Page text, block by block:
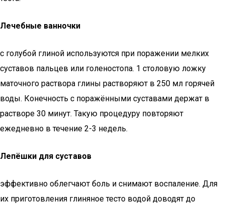
Лечебные ванночки
с голубой глиной используются при поражении мелких
суставов пальцев или голеностопа. 1 столовую ложку
маточного раствора глины растворяют в 250 мл горячей
воды. Конечность с поражёнными суставами держат в
растворе 30 минут. Такую процедуру повторяют
ежедневно в течение 2-3 недель.
Лепёшки для суставов
эффективно облегчают боль и снимают воспаление. Для
их приготовления глиняное тесто водой доводят до